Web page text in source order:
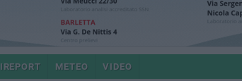
IREPORT METEO VIDEO